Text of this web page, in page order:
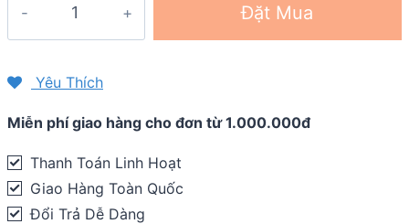
trail
Ultra
S
Pack
Evo
Đặt Mua
Yêu Thích
Miễn phí giao hàng cho đơn từ 1.000.000đ
Thanh Toán Linh Hoạt
Giao Hàng Toàn Quốc
Đổi Trả Dễ Dàng